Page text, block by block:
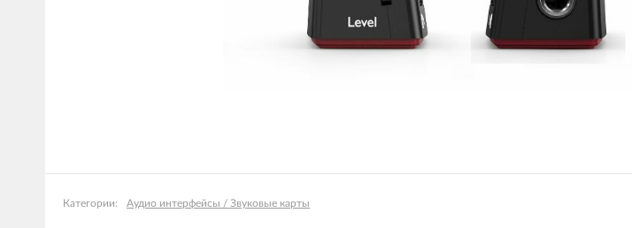
Категории: Аудио интерфейсы / Звуковые карты